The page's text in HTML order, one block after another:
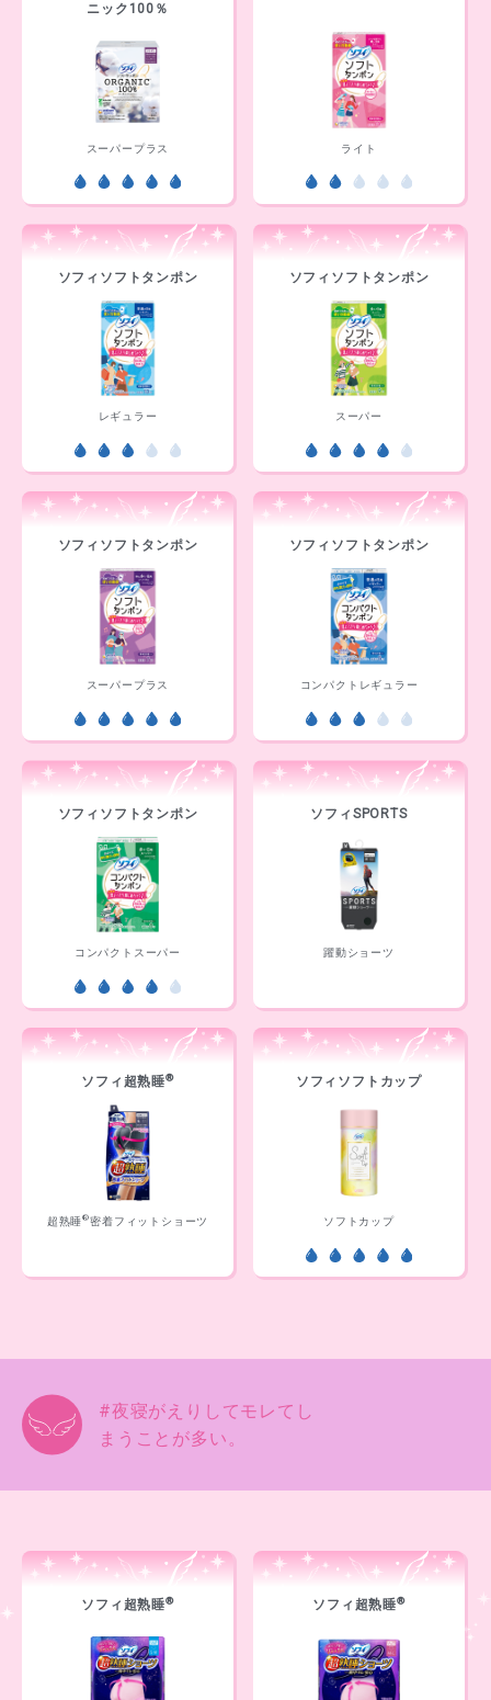
ニック100％
スーパープラス ライト
ソフィソフトタンポン
レギュラー
ソフィソフトタンポン
スーパー
ソフィソフトタンポン
スーパープラス
ソフィソフトタンポン
コンパクトレギュラー
ソフィソフトタンポン
コンパクトスーパー
ソフィSPORTS
躍動ショーツ
ソフィ超熟睡®
超熟睡®密着フィットショーツ
ソフィソフトカップ
ソフトカップ
#夜寝がえりしてモレてし
まうことが多い。
ソフィ超熟睡® ソフィ超熟睡®